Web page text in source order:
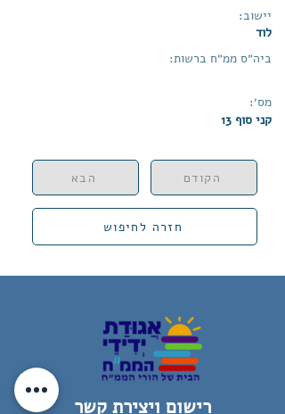
לוד
יישוב:
ביה״ס ממ״ח ברשות:
קני סוף 13
מס׳:
הקודם הבא
חזרה לחיפוש
רישום ויצירת קשר